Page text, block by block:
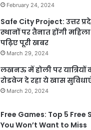
February 24, 2024
Safe City Project: उत्तर
स्थानों पर तैनात होंगी
पढ़िए पूरी खबर
March 29, 2024
लखनऊ में होली पर यात्रियों
रोडवेज दे रहा ये खास
March 20, 2024
Free Games: Top 5 Free
You Won’t Want to Miss